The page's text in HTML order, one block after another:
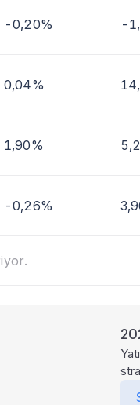
-0,20% -
0,04%
1,90%
-0,26%